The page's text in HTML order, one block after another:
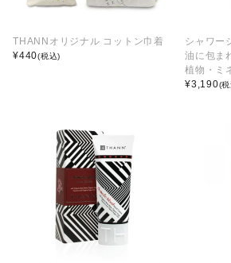
THANNオリジナル コットン巾着
¥440(税込)
シャワー
油に包ま
植物・ミ
¥3,190(